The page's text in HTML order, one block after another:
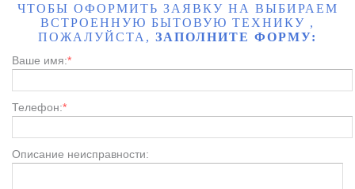
ЧТОБЫ ОФОРМИТЬ ЗАЯВКУ НА ВЫБИРАЕМ
ВСТРОЕННУЮ БЫТОВУЮ ТЕХНИКУ ,
ПОЖАЛУЙСТА, ЗАПОЛНИТЕ ФОРМУ:
Ваше имя:*
Телефон:*
Описание неисправности: